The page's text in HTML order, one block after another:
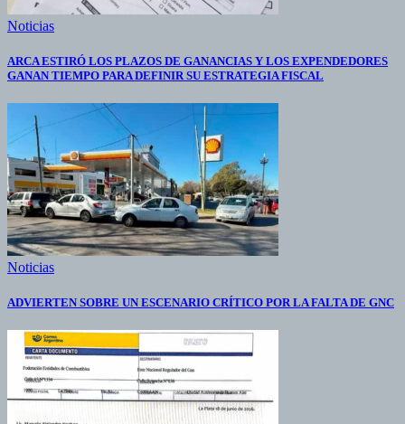
Noticias
ARCA ESTIRÓ LOS PLAZOS DE GANANCIAS Y LOS EXPENDEDORES
GANAN TIEMPO PARA DEFINIR SU ESTRATEGIA FISCAL
Noticias
ADVIERTEN SOBRE UN ESCENARIO CRÍTICO POR LA FALTA DE GNC